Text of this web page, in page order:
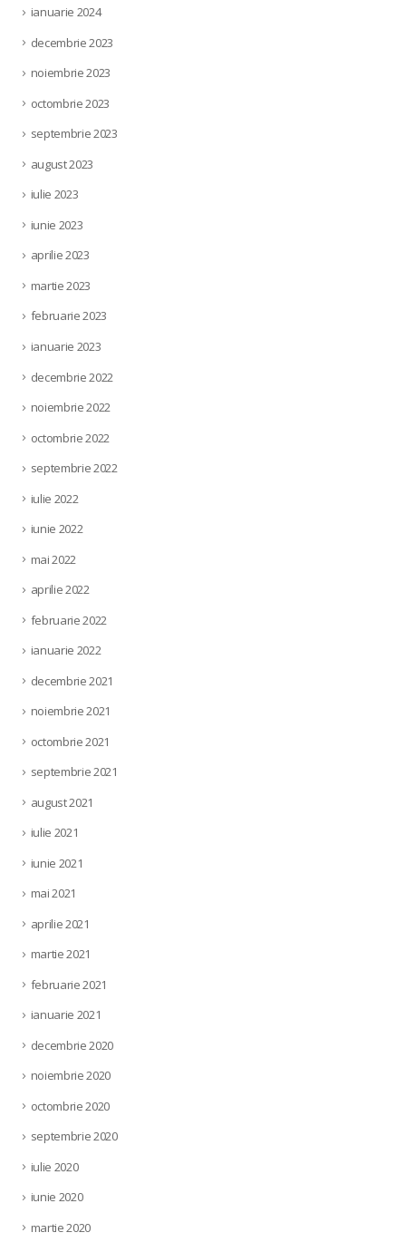
ianuarie 2024
decembrie 2023
noiembrie 2023
octombrie 2023
septembrie 2023
august 2023
iulie 2023
iunie 2023
aprilie 2023
martie 2023
februarie 2023
ianuarie 2023
decembrie 2022
noiembrie 2022
octombrie 2022
septembrie 2022
iulie 2022
iunie 2022
mai 2022
aprilie 2022
februarie 2022
ianuarie 2022
decembrie 2021
noiembrie 2021
octombrie 2021
septembrie 2021
august 2021
iulie 2021
iunie 2021
mai 2021
aprilie 2021
martie 2021
februarie 2021
ianuarie 2021
decembrie 2020
noiembrie 2020
octombrie 2020
septembrie 2020
iulie 2020
iunie 2020
martie 2020